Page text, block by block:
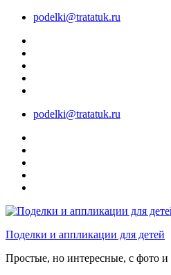
podelki@tratatuk.ru
podelki@tratatuk.ru
Поделки и аппликации для детей
Простые, но интересные, с фото